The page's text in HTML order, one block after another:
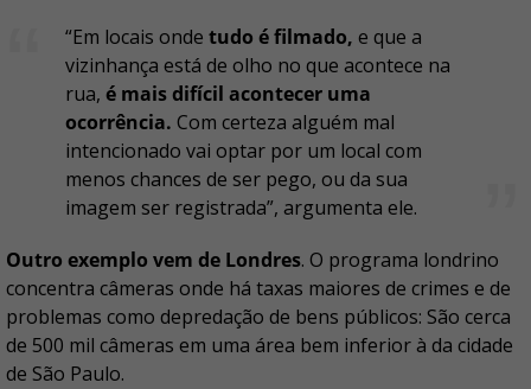
“Em locais onde tudo é filmado, e que a
vizinhança está de olho no que acontece na
rua, é mais difícil acontecer uma
ocorrência. Com certeza alguém mal
intencionado vai optar por um local com
menos chances de ser pego, ou da sua
imagem ser registrada”, argumenta ele.
Outro exemplo vem de Londres. O programa londrino
concentra câmeras onde há taxas maiores de crimes e de
problemas como depredação de bens públicos: São cerca
de 500 mil câmeras em uma área bem inferior à da cidade
de São Paulo.